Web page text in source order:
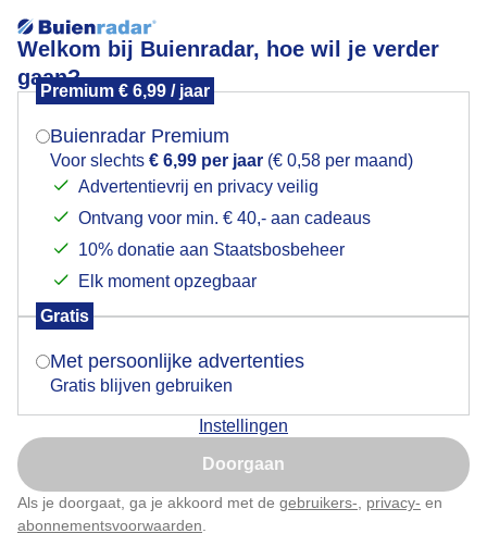
Welkom bij Buienradar, hoe wil je verder
gaan?
Premium € 6,99 / jaar
Buienradar Premium
Voor slechts € 6,99 per jaar (€ 0,58 per maand)
Advertentievrij en privacy veilig
Ontvang voor min. € 40,- aan cadeaus
10% donatie aan Staatsbosbeheer
Elk moment opzegbaar
Gratis
Met persoonlijke advertenties
Gratis blijven gebruiken
Instellingen
Doorgaan
Als je doorgaat, ga je akkoord met de gebruikers- privacy- en
abonnementsvoorwaarden
Af en toe zon.
Af en toe liet de zon zich zien in een nevelige
atmosfeer.
Door: Adri Joosse Gemaakt: 11-12-2025, 139x bekeken
Mogen we je locatie gebruiken voor het
Indien je hier nog geen akkoord op hebt gegeven,
verschijnt er zo een pop-up uit je browser waarin
Is goed, toon de popup
Nu niet, misschien later
Klik hierom dit aan te passen